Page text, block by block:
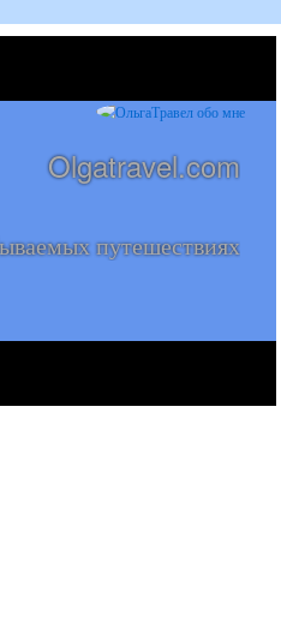
Olgatravel.com
путешествиях